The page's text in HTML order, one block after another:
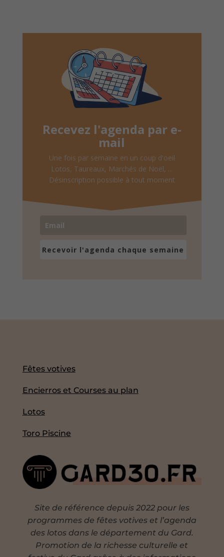
Recevez l'agenda par e-
mail
Une fois par semaine en un coup d'oeil
Lotos, Taureaux, Marchés de Noël, ...
Désinscription possible à tout moment
Recevoir l'agenda chaque semaine
Fêtes votives
Encierros et Courses au plan
Lotos
Toro Piscine
Site de référence depuis 2022 pour les
programmes de fêtes votives et l’agenda
des lotos dans le département du Gard.
Promotion de la richesse culturelle et